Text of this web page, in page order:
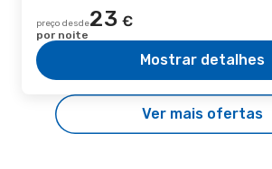
preço desde23 €
por noite
Mostrar detalhes
Ver mais ofertas